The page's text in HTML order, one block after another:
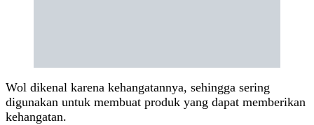
Wol dikenal karena kehangatannya, sehingga sering
digunakan untuk membuat produk yang dapat memberikan
kehangatan.